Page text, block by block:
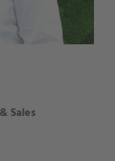
Sales